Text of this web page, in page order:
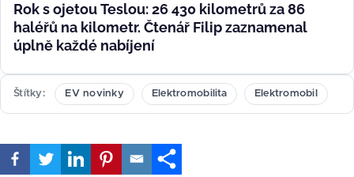
Rok s ojetou Teslou: 26 430 kilometrů za 86
haléřů na kilometr. Čtenář Filip zaznamenal
úplně každé nabíjení
Štítky EV novinky Elektromobilita Elektromobil